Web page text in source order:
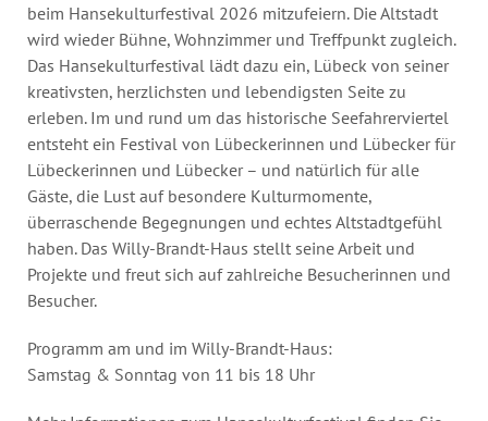
beim Hansekulturfestival 2026 mitzufeiern. Die Altstadt
wird wieder Bühne, Wohnzimmer und Treffpunkt zugleich.
Das Hansekulturfestival lädt dazu ein, Lübeck von seiner
kreativsten, herzlichsten und lebendigsten Seite zu
erleben. Im und rund um das historische Seefahrerviertel
entsteht ein Festival von Lübeckerinnen und Lübecker für
Lübeckerinnen und Lübecker – und natürlich für alle
Gäste, die Lust auf besondere Kulturmomente,
überraschende Begegnungen und echtes Altstadtgefühl
haben. Das Willy-Brandt-Haus stellt seine Arbeit und
Projekte und freut sich auf zahlreiche Besucherinnen und
Besucher.
Programm am und im Willy-Brandt-Haus:
Samstag & Sonntag von 11 bis 18 Uhr